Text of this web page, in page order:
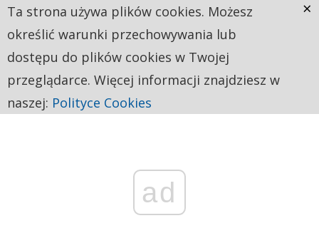
ad
Ta strona używa plików cookies. Możesz
określić warunki przechowywania lub
dostępu do plików cookies w Twojej
przeglądarce. Więcej informacji znajdziesz w
naszej: Polityce Cookies
×